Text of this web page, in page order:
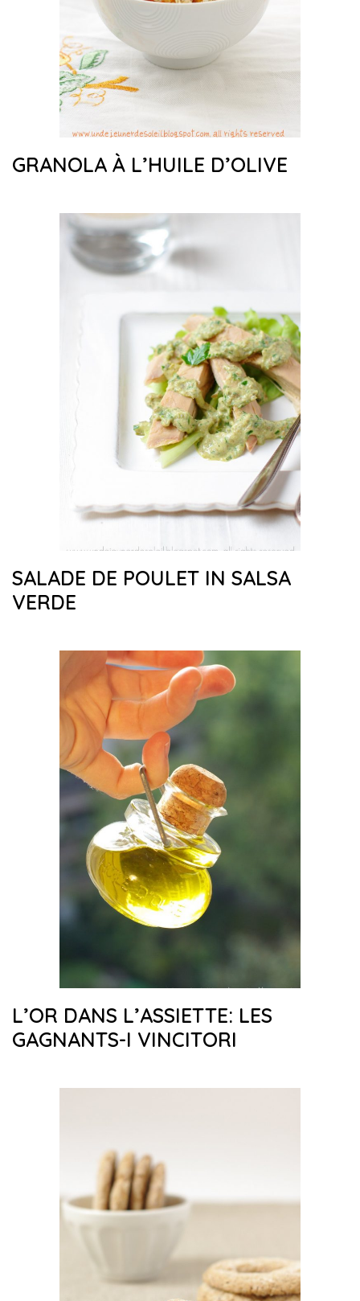
GRANOLA À L’HUILE D’OLIVE
SALADE DE POULET IN SALSA
VERDE
L’OR DANS L’ASSIETTE: LES
GAGNANTS-I VINCITORI